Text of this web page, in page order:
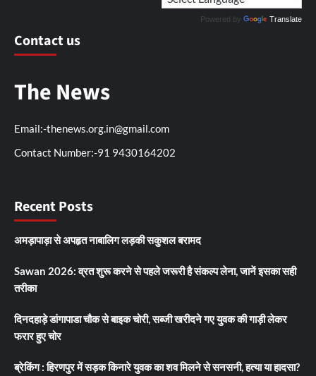
Powered by Translate
Contact us
The News
Email:-thenews.org.in@gmail.com
Contact Number:-91 9430164202
Recent Posts
अमड़ापाड़ा से अपहृत नाबालिग लड़की सकुशल बरामद
Sawan 2026: व्रत शुरू करने से पहले जरूरी है संकल्प लेना, जानें इसका सही
तरीका
दिनदहाड़े डांगापाडा चौक से बाइक चोरी, सब्जी खरीदने गए युवक की गाड़ी लेकर
फरार हुए चोर
ब्रेकिंग : हिरणपुर में सड़क किनारे युवक का शव मिलने से सनसनी, हत्या या हादसा?